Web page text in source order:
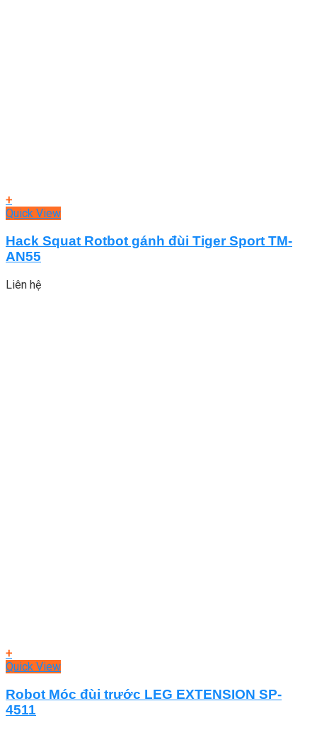
+
Quick View
Hack Squat Rotbot gánh đùi Tiger Sport TM-
AN55
Liên hệ
+
Quick View
Robot Móc đùi trước LEG EXTENSION SP-
4511